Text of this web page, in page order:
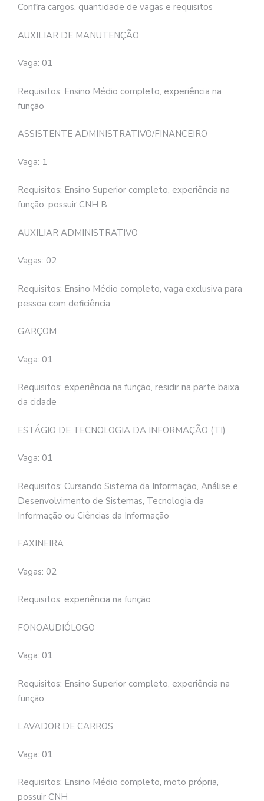
Confira cargos, quantidade de vagas e requisitos
AUXILIAR DE MANUTENÇÃO
Vaga: 01
Requisitos: Ensino Médio completo, experiência na
função
ASSISTENTE ADMINISTRATIVO/FINANCEIRO
Vaga: 1
Requisitos: Ensino Superior completo, experiência na
função, possuir CNH B
AUXILIAR ADMINISTRATIVO
Vagas: 02
Requisitos: Ensino Médio completo, vaga exclusiva para
pessoa com deficiência
GARÇOM
Vaga: 01
Requisitos: experiência na função, residir na parte baixa
da cidade
ESTÁGIO DE TECNOLOGIA DA INFORMAÇÃO (TI)
Vaga: 01
Requisitos: Cursando Sistema da Informação, Análise e
Desenvolvimento de Sistemas, Tecnologia da
Informação ou Ciências da Informação
FAXINEIRA
Vagas: 02
Requisitos: experiência na função
FONOAUDIÓLOGO
Vaga: 01
Requisitos: Ensino Superior completo, experiência na
função
LAVADOR DE CARROS
Vaga: 01
Requisitos: Ensino Médio completo, moto própria,
possuir CNH